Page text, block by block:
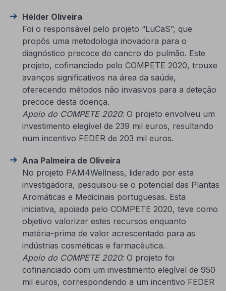
Hélder Oliveira
Foi o responsável pelo projeto “LuCaS”, que
propôs uma metodologia inovadora para o
diagnóstico precoce do cancro do pulmão. Este
projeto, cofinanciado pelo COMPETE 2020, trouxe
avanços significativos na área da saúde,
oferecendo métodos não invasivos para a deteção
precoce desta doença.
Apoio do COMPETE 2020: O projeto envolveu um
investimento elegível de 239 mil euros, resultando
num incentivo FEDER de 203 mil euros.
Ana Palmeira de Oliveira
No projeto PAM4Wellness, liderado por esta
investigadora, pesquisou-se o potencial das Plantas
Aromáticas e Medicinais portuguesas. Esta
iniciativa, apoiada pelo COMPETE 2020, teve como
objetivo valorizar estes recursos enquanto
matéria-prima de valor acrescentado para as
indústrias cosméticas e farmacêutica.
Apoio do COMPETE 2020: O projeto foi
cofinanciado com um investimento elegível de 950
mil euros, correspondendo a um incentivo FEDER